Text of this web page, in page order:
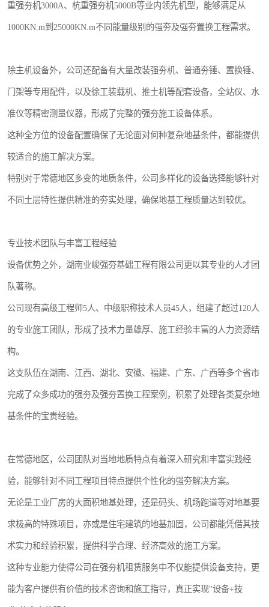
重强夯机3000A、杭重强夯机5000B等业内领先机型，能够满足从
1000KN.m到25000KN.m不同能量级别的强夯及强夯置换工程需求。
除主机设备外，公司还配备有大量改装强夯机、普通夯锤、置换锤、
门架等专用配件，以及徐工装载机、推土机等配套设备，全站仪、水
准仪等精密测量仪器，形成了完整的强夯施工设备体系。
这种全方位的设备配置确保了无论面对何种复杂地基条件，都能提供
较适合的施工解决方案。
特别对于常德地区多变的地质条件，公司多样化的设备选择能够针对
不同土层特性提供精准的夯实处理，确保地基工程质量达到较优。
专业技术团队与丰富工程经验
设备优势之外，湖南业峻强夯基础工程有限公司更以其专业的人才团
队著称。
公司现有高级工程师5人、中级职称技术人员45人，组建了超过120人
的专业施工团队，形成了技术力量雄厚、施工经验丰富的人力资源结
构。
这支队伍在湖南、江西、湖北、安徽、福建、广东、广西等多个省市
完成了众多成功的强夯及强夯置换工程案例，积累了处理各类复杂地
基条件的宝贵经验。
在常德地区，公司团队对当地地质特点有着深入研究和丰富实践经
验，能够针对不同工程项目特点提供个性化的强夯解决方案。
无论是工业厂房的大面积地基处理，还是码头、机场跑道等对地基要
求极高的特殊项目，亦或是住宅建筑的地基加固，公司都能凭借其技
术实力和经验积累，提供科学合理、经济高效的施工方案。
这种专业能力使得公司在强夯机租赁服务中不仅能提供设备支持，更
能为客户提供有价值的技术咨询和施工指导，真正实现"设备+技